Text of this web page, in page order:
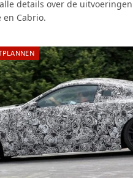
details over de
en Cabrio.